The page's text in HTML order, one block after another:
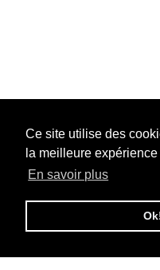
Ce site utilise des
la meilleure
En savoir plus